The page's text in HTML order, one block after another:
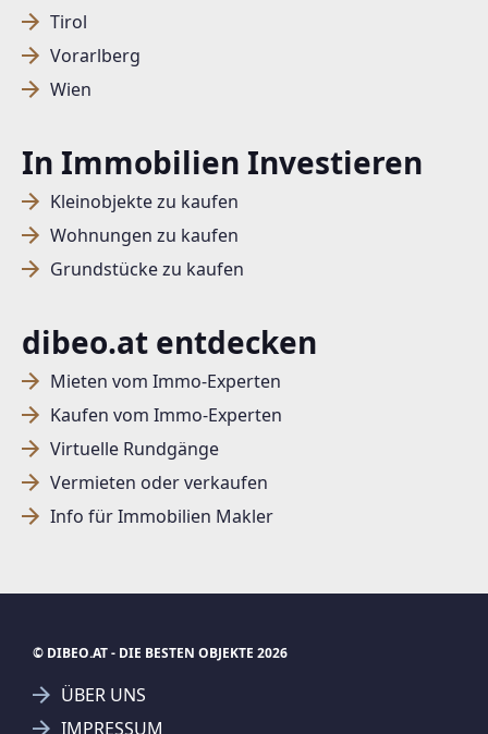
Tirol
Vorarlberg
Wien
In Immobilien Investieren
Kleinobjekte zu kaufen
Wohnungen zu kaufen
Grundstücke zu kaufen
dibeo.at entdecken
Mieten vom Immo-Experten
Kaufen vom Immo-Experten
Virtuelle Rundgänge
Vermieten oder verkaufen
Info für Immobilien Makler
© DIBEO.AT - DIE BESTEN OBJEKTE 2026
ÜBER UNS
IMPRESSUM